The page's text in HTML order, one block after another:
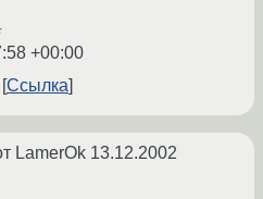
+00:00
Ссылка
LamerOk 13.12.2002